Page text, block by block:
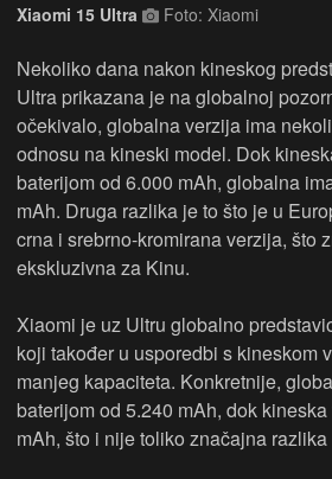
Xiaomi 15 Ultra Foto: Xiaomi
Nekoliko dana nakon kineskog
Ultra prikazana je na globalnoj
očekivalo, globalna verzija ima
odnosu na kineski model. Dok
baterijom od 6.000 mAh, globalna
mAh. Druga razlika je to što je u
crna i srebrno-kromirana verzija, što
ekskluzivna za Kinu.
Xiaomi je uz Ultru globalno
koji također u usporedbi s kineskom
manjeg kapaciteta. Konkretnije,
baterijom od 5.240 mAh, dok
mAh, što i nije toliko značajna